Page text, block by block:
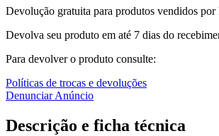
Devolução gratuita para produtos vendidos por
Devolva seu produto em até 7 dias do
Para devolver o produto consulte:
Políticas de trocas e devoluções
Denunciar Anúncio
Descrição e ficha técnica